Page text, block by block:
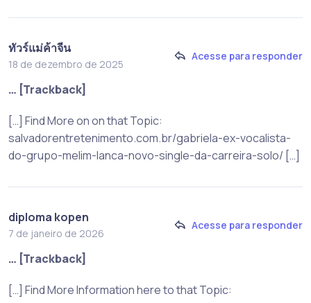
ทัวร์แม่ค้าจีน
18 de dezembro de 2025
Acesse para responder
… [Trackback]
[…] Find More on on that Topic:
salvadorentretenimento.com.br/gabriela-ex-vocalista-
do-grupo-melim-lanca-novo-single-da-carreira-solo/ […]
diploma kopen
7 de janeiro de 2026
Acesse para responder
… [Trackback]
[…] Find More Information here to that Topic: